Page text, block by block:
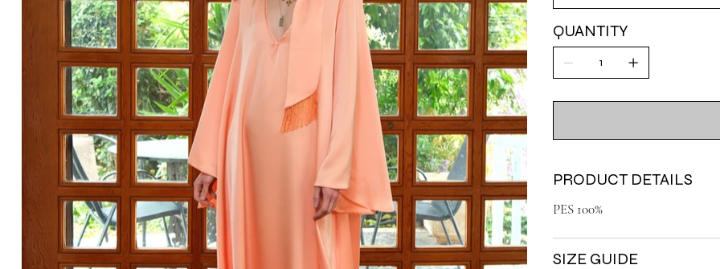
QUANTITY
PRODUCT DETAILS
PES 100%
SIZE GUIDE